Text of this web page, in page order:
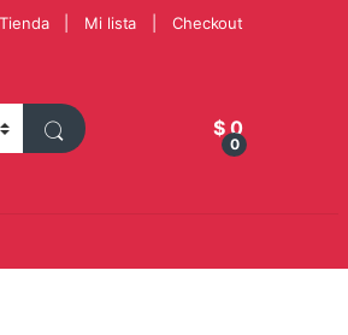
Tienda Mi lista Checkout
0
$0